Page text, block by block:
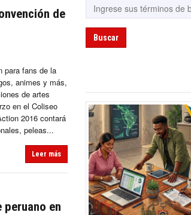
de
para fans de la
animes y más,
de artes
en el Coliseo
2016 contará
peleas...
Leer más
peruano en
Buscar